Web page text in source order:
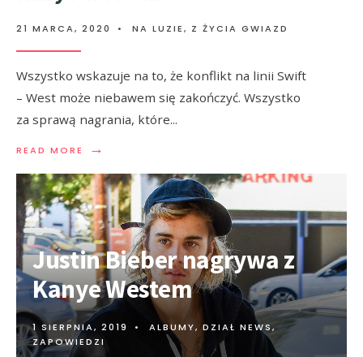
21 MARCA, 2020 • NA LUZIE, Z ŻYCIA GWIAZD
Wszystko wskazuje na to, że konflikt na linii Swift
– West może niebawem się zakończyć. Wszystko
za sprawą nagrania, które...
READ MORE →
Justin Bieber nagrywa z
Kanye Westem
1 SIERPNIA, 2019 • ALBUMY, DZIAŁ NEWS,
ZAPOWIEDZI